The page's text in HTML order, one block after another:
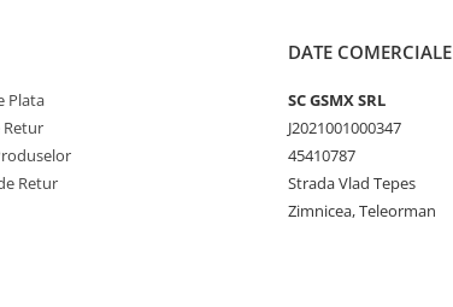
Plata
Retur
Retur
DATE COMERCIALE
SC GSMX SRL
J2021001000347
45410787
Strada Vlad Tepes
Zimnicea, Teleorman